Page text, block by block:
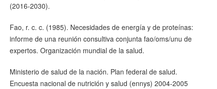
(2016-2030).
Fao, r. c. c. (1985). Necesidades de energía y de proteínas:
informe de una reunión consultiva conjunta fao/oms/unu de
expertos. Organización mundial de la salud.
Ministerio de salud de la nación. Plan federal de salud.
Encuesta nacional de nutrición y salud (ennys) 2004-2005